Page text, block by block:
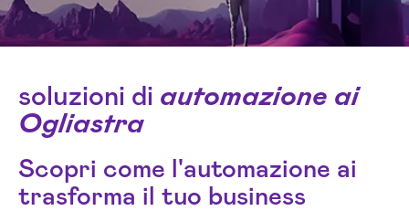
soluzioni di automazione ai
Ogliastra
Scopri come l'automazione ai
trasforma il tuo business